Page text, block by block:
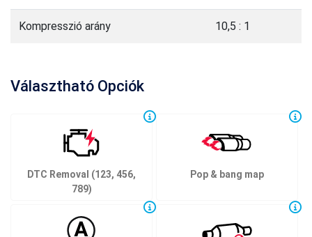
Kompresszió arány 10,5 : 1
Választható Opciók
DTC Removal (123, 456,
789)
Pop & bang map